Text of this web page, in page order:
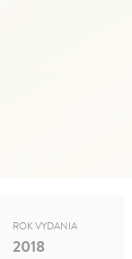
ROK VYDANIA
2018